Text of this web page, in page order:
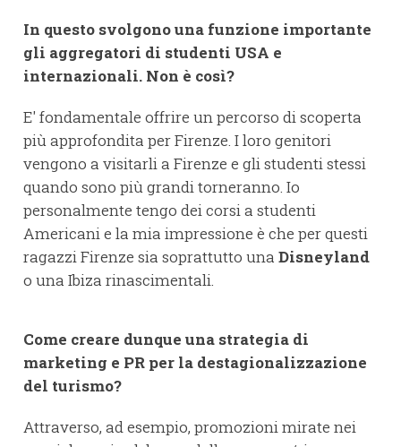
In questo svolgono una funzione importante
gli aggregatori di studenti USA e
internazionali. Non è così?
E' fondamentale offrire un percorso di scoperta
più approfondita per Firenze. I loro genitori
vengono a visitarli a Firenze e gli studenti stessi
quando sono più grandi torneranno. Io
personalmente tengo dei corsi a studenti
Americani e la mia impressione è che per questi
ragazzi Firenze sia soprattutto una Disneyland
o una Ibiza rinascimentali.
Come creare dunque una strategia di
marketing e PR per la destagionalizzazione
del turismo?
Attraverso, ad esempio, promozioni mirate nei